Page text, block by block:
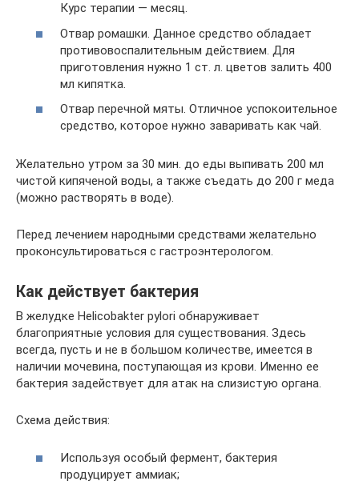
Курс терапии — месяц.
Отвар ромашки. Данное средство обладает
противовоспалительным действием. Для
приготовления нужно 1 ст. л. цветов залить 400
мл кипятка.
Отвар перечной мяты. Отличное успокоительное
средство, которое нужно заваривать как чай.
Желательно утром за 30 мин. до еды выпивать 200 мл
чистой кипяченой воды, а также съедать до 200 г меда
(можно растворять в воде).
Перед лечением народными средствами желательно
проконсультироваться с гастроэнтерологом.
Как действует бактерия
В желудке Helicobakter pylori обнаруживает
благоприятные условия для существования. Здесь
всегда, пусть и не в большом количестве, имеется в
наличии мочевина, поступающая из крови. Именно ее
бактерия задействует для атак на слизистую органа.
Схема действия:
Используя особый фермент, бактерия
продуцирует аммиак;